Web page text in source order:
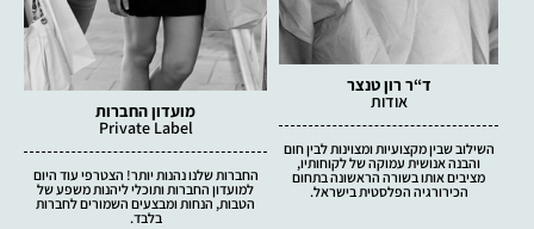
ד“ר רון טנצר
אודות
השילוב שבין מקצועיות ומצוינות לבין חום
והבנה אנושית עמוקה של לקוחותיו,
מציבים אותו בשורה הראשונה בתחום
הכירורגיה הפלסטית בישראל.
מועדון החברות
Private Label
החברות שלנו נהנות יותר! הצטרפי עוד היום
למועדון החברות ותוכלי ליהנות משפע של
הטבות, הנחות ומבצעים השמורים לחברות
בלבד.